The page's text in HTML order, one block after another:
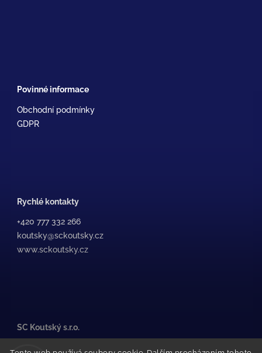
Povinné informace
Obchodní podmínky
GDPR
Rychlé kontakty
+420 777 332 266
koutsky@sckoutsky.cz
www.sckoutsky.cz
SC Koutský s.r.o.
Medkova 507/38, /1